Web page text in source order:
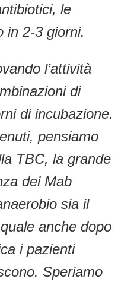
le
in 2-3 giorni.
l’attività
di
di incubazione.
pensiamo
TBC, la grande
dei Mab
sia il
anche dopo
i pazienti
Speriamo